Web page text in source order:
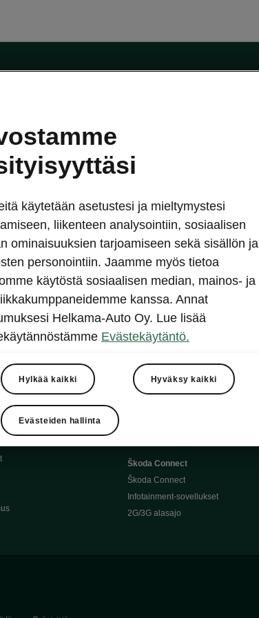
Käyttöohjeet Škoda Shop
Avustinjärjestelmät
Sähköautot ja hybridit
Sähköautot ja hybridit
Ladattavat hybridit
Vinkkejä sähköautoiluun
Ajoakku ja turvallisuus
Ohjelmiston päivitys
Kotilataus
Latauspisteet kartalla
Škoda Connect
Škoda Connect
Infotainment-sovellukset
2G/3G alasajo
käytetään asetustesi ja mieltymystesi
liikenteen analysointiin, sosiaalisen
ominaisuuksien tarjoamiseen sekä sisällön ja
personointiin. Jaamme myös tietoa
käytöstä sosiaalisen median, mainos- ja
kanssa. Annat
Helkama-Auto Oy. Lue lisää
Evästekäytäntö.
Hylkää kaikki Hyväksy kaikki
Evästeiden hallinta